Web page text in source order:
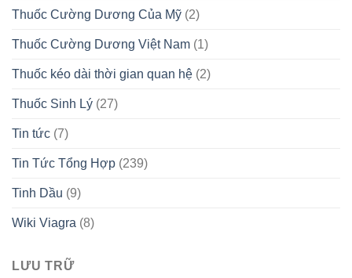
Thuốc Cường Dương Của Mỹ (2)
Thuốc Cường Dương Việt Nam (1)
Thuốc kéo dài thời gian quan hệ (2)
Thuốc Sinh Lý (27)
Tin tức (7)
Tin Tức Tổng Hợp (239)
Tinh Dầu (9)
Wiki Viagra (8)
LƯU TRỮ